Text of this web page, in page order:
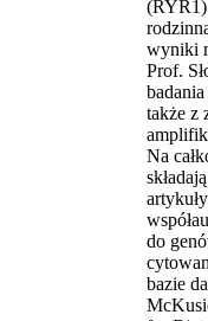
(RYR1)
wyniki
Prof.
także z
Na
do
bazie